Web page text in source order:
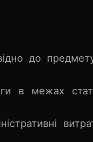
до
в межах